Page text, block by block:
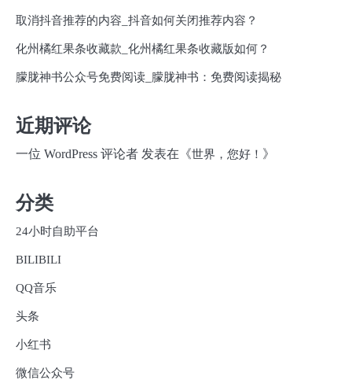
取消抖音推荐的内容_抖音如何关闭推荐内容？
化州橘红果条收藏款_化州橘红果条收藏版如何？
朦胧神书公众号免费阅读_朦胧神书：免费阅读揭秘
近期评论
一位 WordPress 评论者 发表在《世界，您好！ 》
分类
24小时自助平台
BILIBILI
QQ音乐
头条
小红书
微信公众号